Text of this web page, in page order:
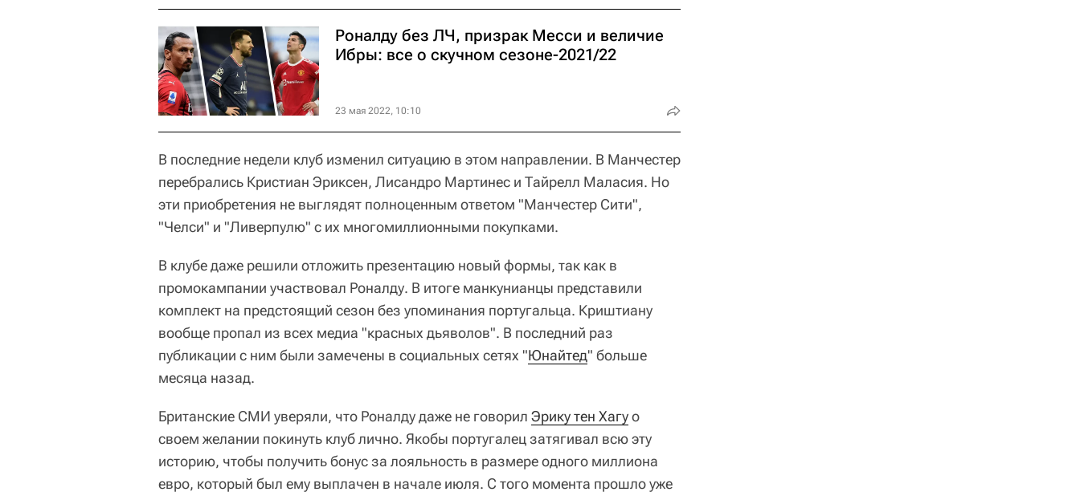
Роналду без ЛЧ, призрак Месси и величие
Ибры: все о скучном сезоне-2021/22
23 мая 2022, 10:10
В последние недели клуб изменил ситуацию в этом направлении. В Манчестер
перебрались Кристиан Эриксен, Лисандро Мартинес и Тайрелл Маласия. Но
эти приобретения не выглядят полноценным ответом "Манчестер Сити",
"Челси" и "Ливерпулю" с их многомиллионными покупками.
В клубе даже решили отложить презентацию новый формы, так как в
промокампании участвовал Роналду. В итоге манкунианцы представили
комплект на предстоящий сезон без упоминания португальца. Криштиану
вообще пропал из всех медиа "красных дьяволов". В последний раз
публикации с ним были замечены в социальных сетях "Юнайтед" больше
месяца назад.
Британские СМИ уверяли, что Роналду даже не говорил Эрику тен Хагуо
своем желании покинуть клуб лично. Якобы португалец затягивал всю эту
историю, чтобы получить бонус за лояльность в размере одного миллиона
евро, который был ему выплачен в начале июля. С того момента прошло уже